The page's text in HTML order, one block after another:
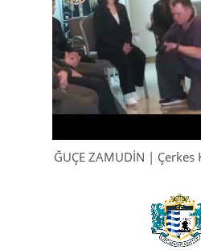
ĞUÇE ZAMUDİN | Çerkes